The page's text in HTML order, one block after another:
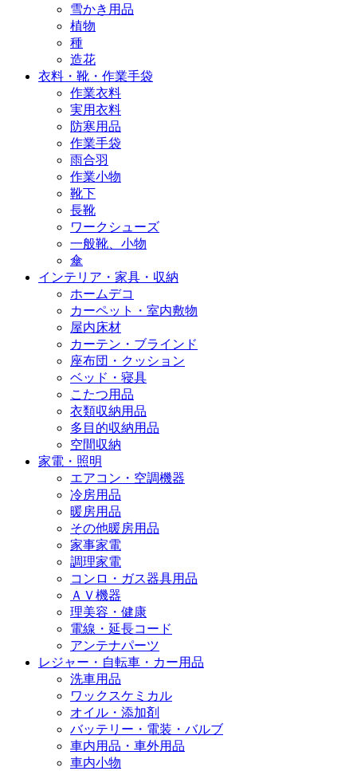
雪かき用品
植物
種
造花
衣料・靴・作業手袋
作業衣料
実用衣料
防寒用品
作業手袋
雨合羽
作業小物
靴下
長靴
ワークシューズ
一般靴、小物
傘
インテリア・家具・収納
ホームデコ
カーペット・室内敷物
屋内床材
カーテン・ブラインド
座布団・クッション
ベッド・寝具
こたつ用品
衣類収納用品
多目的収納用品
空間収納
家電・照明
エアコン・空調機器
冷房用品
暖房用品
その他暖房用品
家事家電
調理家電
コンロ・ガス器具用品
ＡＶ機器
理美容・健康
電線・延長コード
アンテナパーツ
レジャー・自転車・カー用品
洗車用品
ワックスケミカル
オイル・添加剤
バッテリー・電装・バルブ
車内用品・車外用品
車内小物